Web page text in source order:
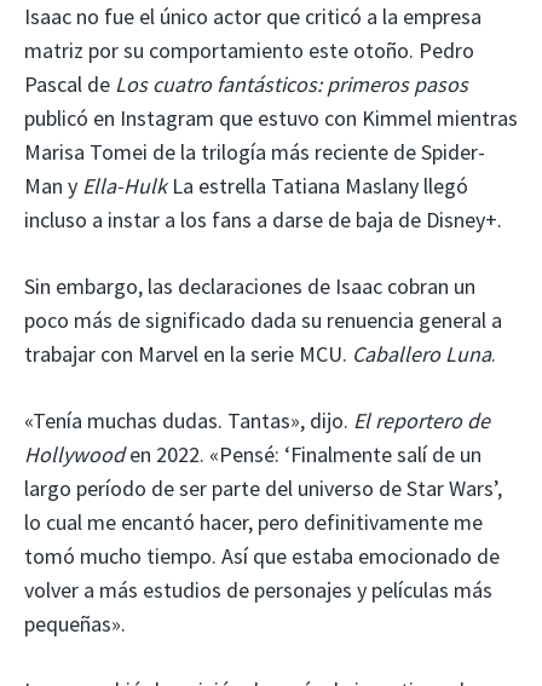
Isaac no fue el único actor que criticó a la empresa
matriz por su comportamiento este otoño. Pedro
Pascal de Los cuatro fantásticos: primeros pasos
publicó en Instagram que estuvo con Kimmel mientras
Marisa Tomei de la trilogía más reciente de Spider-
Man y Ella-HulkLa estrella Tatiana Maslany llegó
incluso a instar a los fans a darse de baja de Disney+.
Sin embargo, las declaraciones de Isaac cobran un
poco más de significado dada su renuencia general a
trabajar con Marvel en la serie MCU. Caballero Luna.
«Tenía muchas dudas. Tantas», dijo. El reportero de
Hollywooden 2022. «Pensé: ‘Finalmente salí de un
largo período de ser parte del universo de Star Wars’,
lo cual me encantó hacer, pero definitivamente me
tomó mucho tiempo. Así que estaba emocionado de
volver a más estudios de personajes y películas más
pequeñas».